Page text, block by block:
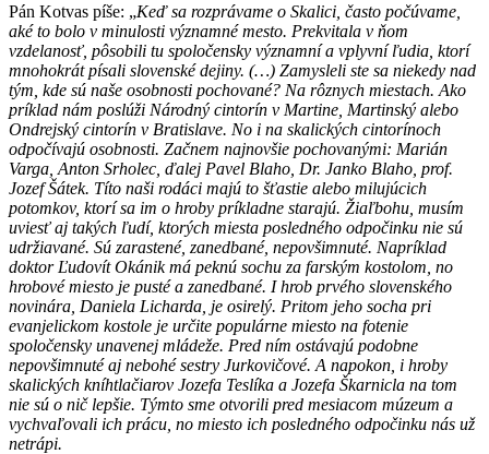
Pán Kotvas píše: „Keď sa rozprávame o Skalici, často počúvame,
aké to bolo v minulosti významné mesto. Prekvitala v ňom
vzdelanosť, pôsobili tu spoločensky významní a vplyvní ľudia, ktorí
mnohokrát písali slovenské dejiny. (…) Zamysleli ste sa niekedy nad
tým, kde sú naše osobnosti pochované? Na rôznych miestach. Ako
príklad nám poslúži Národný cintorín v Martine, Martinský alebo
Ondrejský cintorín v Bratislave. No i na skalických cintorínoch
odpočívajú osobnosti. Začnem najnovšie pochovanými: Marián
Varga, Anton Srholec, ďalej Pavel Blaho, Dr. Janko Blaho, prof.
Jozef Šátek. Títo naši rodáci majú to šťastie alebo milujúcich
potomkov, ktorí sa im o hroby príkladne starajú. Žiaľbohu, musím
uviesť aj takých ľudí, ktorých miesta posledného odpočinku nie sú
udržiavané. Sú zarastené, zanedbané, nepovšimnuté. Napríklad
doktor Ľudovít Okánik má peknú sochu za farským kostolom, no
hrobové miesto je pusté a zanedbané. I hrob prvého slovenského
novinára, Daniela Licharda, je osirelý. Pritom jeho socha pri
evanjelickom kostole je určite populárne miesto na fotenie
spoločensky unavenej mládeže. Pred ním ostávajú podobne
nepovšimnuté aj nebohé sestry Jurkovičové. A napokon, i hroby
skalických kníhtlačiarov Jozefa Teslíka a Jozefa Škarnicla na tom
nie sú o nič lepšie. Týmto sme otvorili pred mesiacom múzeum a
vychvaľovali ich prácu, no miesto ich posledného odpočinku nás už
netrápi.